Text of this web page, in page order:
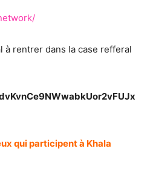
à rentrer dans la case refferal
qui participent à Khala